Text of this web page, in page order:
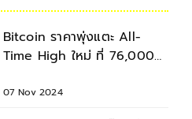
Bitcoin ราคาพุ่งแตะ All-
Time High ใหม่ ที่ 76,000
Trump
07 Nov 2024